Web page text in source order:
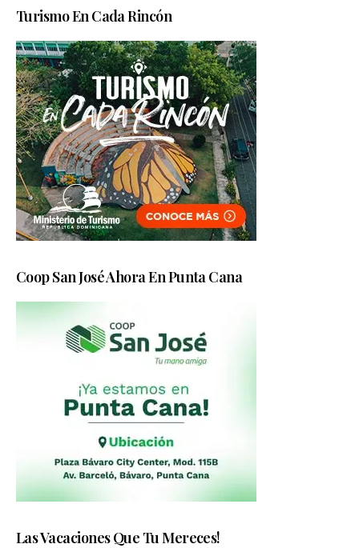
Turismo En Cada Rincón
Coop San José Ahora En Punta Cana
Las Vacaciones Que Tu Mereces!